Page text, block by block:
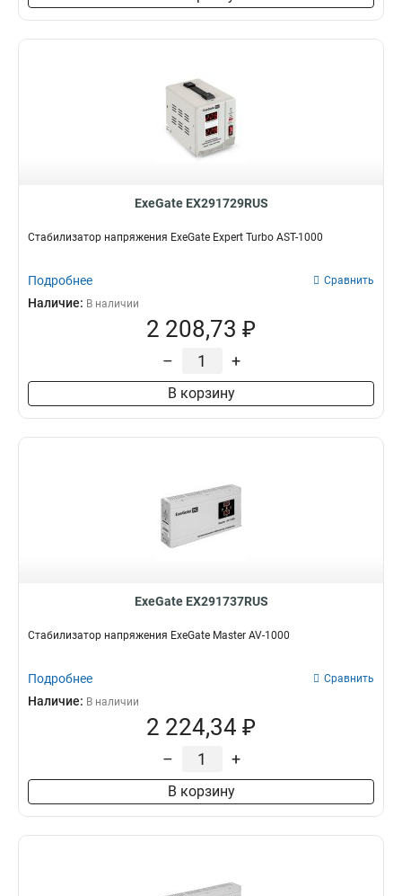
ExeGate EX291729RUS
Стабилизатор напряжения ExeGate Expert Turbo AST-1000
Подробнее Сравнить
Наличие: В наличии
2 208,73 ₽
– +
В корзину
ExeGate EX291737RUS
Стабилизатор напряжения ExeGate Master AV-1000
Подробнее Сравнить
Наличие: В наличии
2 224,34 ₽
– +
В корзину